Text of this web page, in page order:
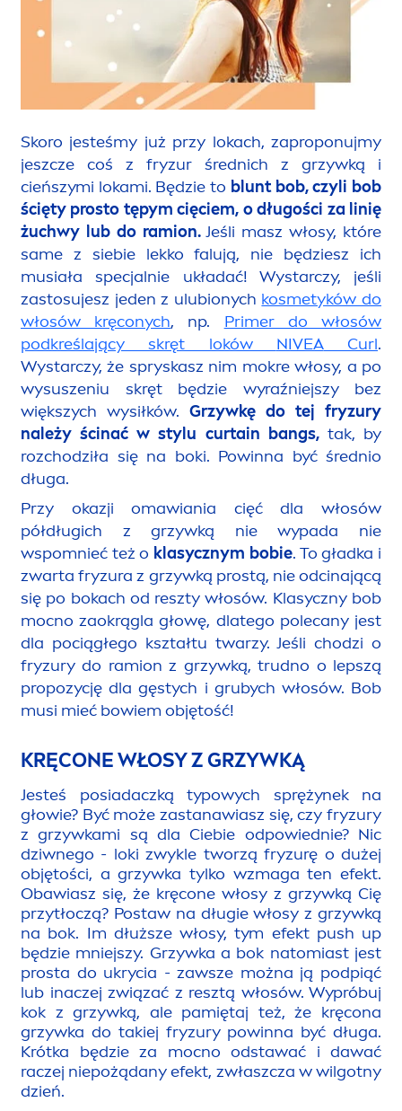
Skoro jesteśmy już przy lokach, zaproponujmy
jeszcze coś z fryzur średnich z grzywką i
cieńszymi lokami. Będzie to blunt bob, czyli bob
ścięty prosto tępym cięciem, o długości za linię
żuchwy lub do ramion.Jeśli masz włosy, które
same z siebie lekko falują, nie będziesz ich
musiała specjalnie układać! Wystarczy, jeśli
zastosujesz jeden z ulubionych kosmetyków do
włosów kręconych, np. Primer do włosów
podkreślający skręt loków NIVEACurl.
Wystarczy, że spryskasz nim mokre włosy, a po
wysuszeniu skręt będzie wyraźniejszy bez
większych wysiłków. Grzywkę do tej fryzury
należy ścinać w stylu curtain bangs,tak, by
rozchodziła się na boki. Powinna być średnio
długa.
Przy okazji omawiania cięć dla włosów
półdługich z grzywką nie wypada nie
wspomnieć też o klasycznym bobie. To gładka i
zwarta fryzura z grzywką prostą, nie odcinającą
się po bokach od reszty włosów. Klasyczny bob
mocno zaokrągla głowę, dlatego polecany jest
dla pociągłego kształtu twarzy. Jeśli chodzi o
fryzury do ramion z grzywką, trudno o lepszą
propozycję dla gęstych i grubych włosów. Bob
musi mieć bowiem objętość!
KRĘCONE WŁOSY Z GRZYWKĄ
Jesteś posiadaczką typowych sprężynek na
głowie? Być może zastanawiasz się, czy fryzury
z grzywkami są dla Ciebie odpowiednie? Nic
dziwnego - loki zwykle tworzą fryzurę o dużej
objętości, a grzywka tylko wzmaga ten efekt.
Obawiasz się, że kręcone włosy z grzywką Cię
przytłoczą? Postaw na długie włosy z grzywką
na bok. Im dłuższe włosy, tym efekt push up
będzie mniejszy. Grzywka a bok natomiast jest
prosta do ukrycia - zawsze można ją podpiąć
lub inaczej związać z resztą włosów. Wypróbuj
kok z grzywką, ale pamiętaj też, że kręcona
grzywka do takiej fryzury powinna być długa.
Krótka będzie za mocno odstawać i dawać
raczej niepożądany efekt, zwłaszcza w wilgotny
dzień.